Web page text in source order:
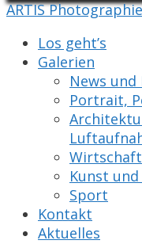
ARTIS
Los geht’s
Galerien
News und
Portrait,
Wirtschaft
Kunst
Sport
Kontakt
Aktuelles